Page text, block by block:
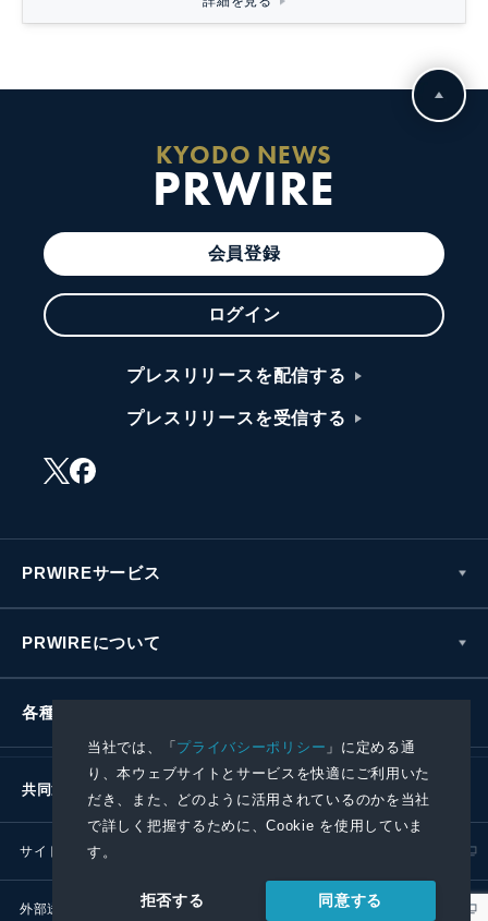
当社では、「プライバシーポリシー 」に定める通
り、本ウェブサイトとサービスを快適にご利用いた
だき、また、どのように活用されているのかを当社
で詳しく把握するために、Cookie を使用していま
す。
拒否する 同意する
KYODO NEWS
PRWIRE
会員登録
ログイン
プレスリリースを配信する
プレスリリースを受信する
PRWIREサービス
PRWIREについて
各種お問い合わせ
共同通信社グループ
サイトポリシー
外部送信ポリシー プレスリリース取扱基準